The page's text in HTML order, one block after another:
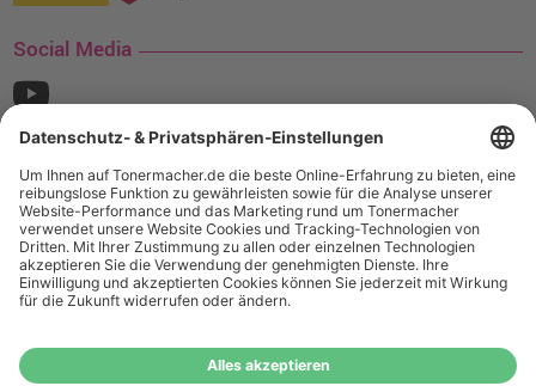
Social Media
¹ Nur gültig für den Versand innerhalb Deutschlands. Befindet sich ein Warenwert
von mindestens 35€ (inkl. Mwst.) an Ampertec Artikeln in Ihrem Warenkorb, ist der
Versand für Sie kostenfrei.